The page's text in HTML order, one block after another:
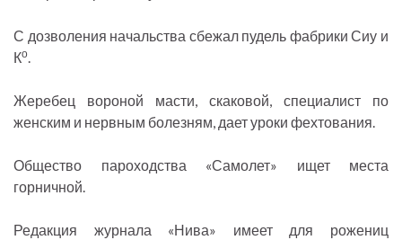
С дозволения начальства сбежал пудель фабрики Сиу и
Ко.
Жеребец вороной масти, скаковой, специалист по
женским и нервным болезням, дает уроки фехтования.
Общество пароходства «Самолет» ищет места
горничной.
Редакция журнала «Нива» имеет для рожениц